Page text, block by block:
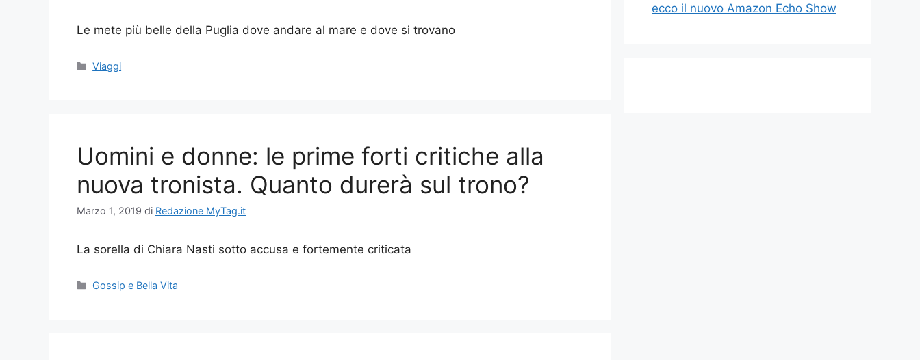
Le mete più belle della Puglia dove andare al mare e dove si trovano
Categorie
Viaggi
Uomini e donne: le prime forti critiche alla
nuova tronista. Quanto durerà sul trono?
Marzo 1, 2019 di Redazione MyTag.it
La sorella di Chiara Nasti sotto accusa e fortemente criticata
Categorie
Gossip e Bella Vita
ecco il nuovo Amazon Echo Show